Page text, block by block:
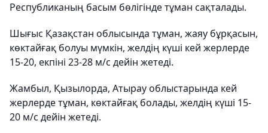
Республиканың басым бөлігінде тұман сақталады.
Шығыс Қазақстан облысында тұман, жаяу бұрқасын,
көктайғақ болуы мүмкін, желдің күші кей жерлерде
15-20, екпіні 23-28 м/с дейін жетеді.
Жамбыл, Қызылорда, Атырау облыстарында кей
жерлерде тұман, көктайғақ болады, желдің күші 15-
20 м/с дейін жетеді.